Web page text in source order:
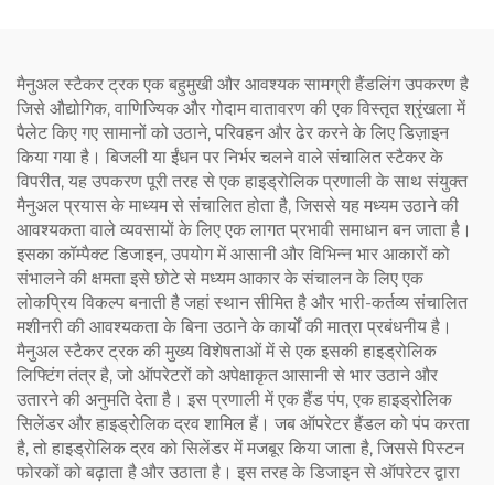
मैनुअल स्टैकर ट्रक एक बहुमुखी और आवश्यक सामग्री हैंडलिंग उपकरण है
जिसे औद्योगिक, वाणिज्यिक और गोदाम वातावरण की एक विस्तृत श्रृंखला में
पैलेट किए गए सामानों को उठाने, परिवहन और ढेर करने के लिए डिज़ाइन
किया गया है। बिजली या ईंधन पर निर्भर चलने वाले संचालित स्टैकर के
विपरीत, यह उपकरण पूरी तरह से एक हाइड्रोलिक प्रणाली के साथ संयुक्त
मैनुअल प्रयास के माध्यम से संचालित होता है, जिससे यह मध्यम उठाने की
आवश्यकता वाले व्यवसायों के लिए एक लागत प्रभावी समाधान बन जाता है।
इसका कॉम्पैक्ट डिजाइन, उपयोग में आसानी और विभिन्न भार आकारों को
संभालने की क्षमता इसे छोटे से मध्यम आकार के संचालन के लिए एक
लोकप्रिय विकल्प बनाती है जहां स्थान सीमित है और भारी-कर्तव्य संचालित
मशीनरी की आवश्यकता के बिना उठाने के कार्यों की मात्रा प्रबंधनीय है।
मैनुअल स्टैकर ट्रक की मुख्य विशेषताओं में से एक इसकी हाइड्रोलिक
लिफ्टिंग तंत्र है, जो ऑपरेटरों को अपेक्षाकृत आसानी से भार उठाने और
उतारने की अनुमति देता है। इस प्रणाली में एक हैंड पंप, एक हाइड्रोलिक
सिलेंडर और हाइड्रोलिक द्रव शामिल हैं। जब ऑपरेटर हैंडल को पंप करता
है, तो हाइड्रोलिक द्रव को सिलेंडर में मजबूर किया जाता है, जिससे पिस्टन
फोरकों को बढ़ाता है और उठाता है। इस तरह के डिजाइन से ऑपरेटर द्वारा